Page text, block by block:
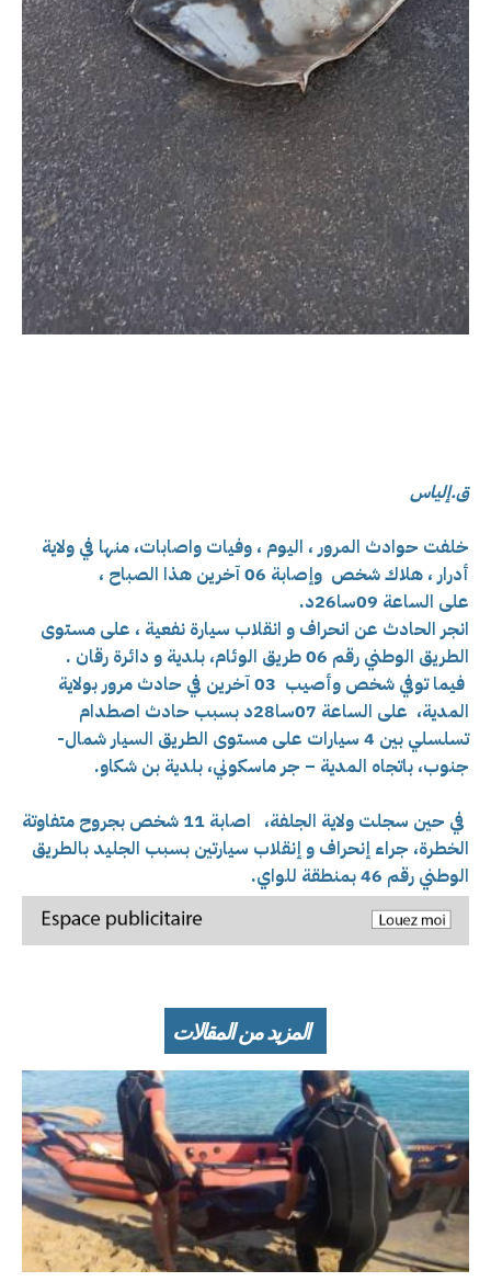
ق.إلياس
خلفت حوادث المرور ، اليوم ، وفيات واصابات، منها في ولاية
أدرار ، هلاك شخص
وإصابة 06 آخرين هذا الصباح ،
على الساعة 09سا26د.
انجر الحادث عن انحراف و انقلاب سيارة نفعية ، على مستوى
الطريق الوطني رقم 06 طريق الوئام، بلدية و دائرة رقان .
فيما توفي شخص وأصيب 03 آخرين في حادث مرور بولاية
المدية،
على الساعة 07سا28د بسبب حادث اصطدام
تسلسلي بين 4 سيارات على مستوى الطريق السيار شمال-
جنوب، باتجاه المدية – جر ماسكوني، بلدية بن شكاو.
في حين سجلت ولاية الجلفة،
اصابة 11 شخص بجروح متفاوتة
الخطرة، جراء إنحراف و إنقلاب سيارتين بسبب الجليد بالطريق
الوطني رقم 46 بمنطقة للواي.
المزيد من المقالات